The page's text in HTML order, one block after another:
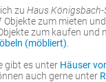
zu Haus Königsbach-
zum mieten
zum kaufen und
(möbliert)
gibt es unter Häuser
auch gerne unter